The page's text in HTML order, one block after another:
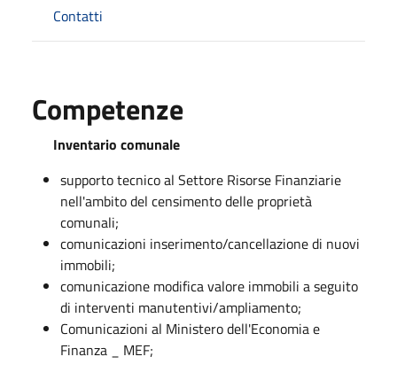
Contatti
Competenze
Inventario comunale
supporto tecnico al Settore Risorse Finanziarie
nell'ambito del censimento delle proprietà
comunali;
comunicazioni inserimento/cancellazione di nuovi
immobili;
comunicazione modifica valore immobili a seguito
di interventi manutentivi/ampliamento;
Comunicazioni al Ministero dell'Economia e
Finanza _ MEF;